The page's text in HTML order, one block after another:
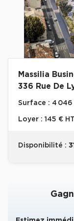
Collections de
Logistique
Entrepôts
Entrepôts XXL
Location de
Location de
Massilia
336 Rue De
Surface : 4 046
Loyer : 145 €
Disponibilité :